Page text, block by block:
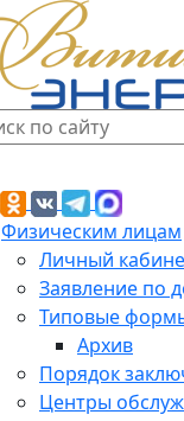
Физическим лицам
Личный
Заявление по
Типовые
Архив
Порядок
Центры